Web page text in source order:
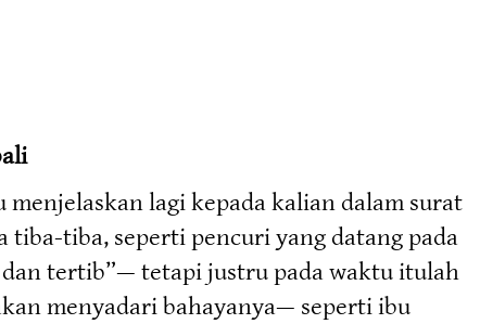
lagi kepada kalian dalam surat
tiba-tiba, seperti pencuri yang datang pada
dan tertib”— tetapi justru pada waktu itulah
menyadari bahayanya— seperti ibu